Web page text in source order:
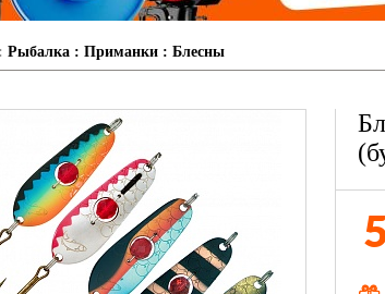
: Рыбалка : Приманки : Блесны